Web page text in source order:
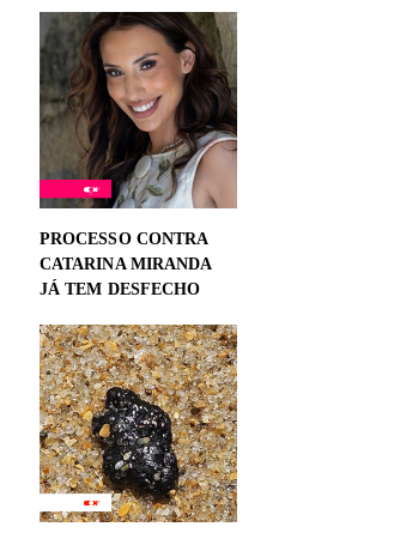
PROCESSO CONTRA
CATARINA MIRANDA
JÁ TEM DESFECHO